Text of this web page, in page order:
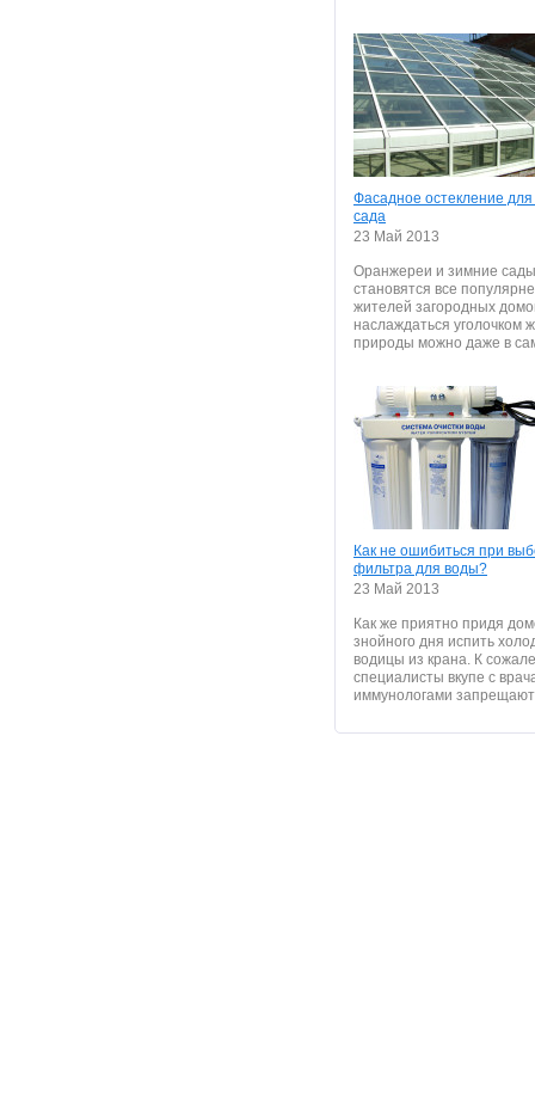
Фасадное остекление для
сада
23 Май 2013
Оранжереи и зимние сады
становятся все
жителей загородных
наслаждаться уголочком
природы можно даже в
Как не ошибиться при
фильтра для воды?
23 Май 2013
Как же приятно придя
знойного дня испить
водицы из крана. К
специалисты вкупе с
иммунологами запрещают